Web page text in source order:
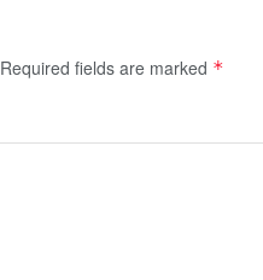
Required fields are marked *